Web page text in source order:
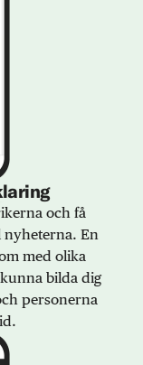
och få
En
med olika
bilda dig
personerna